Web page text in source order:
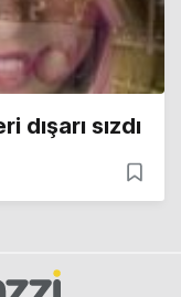
sızdı